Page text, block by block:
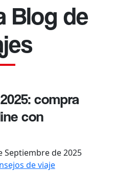
Blog de
compra
con
Septiembre de 2025
de viaje